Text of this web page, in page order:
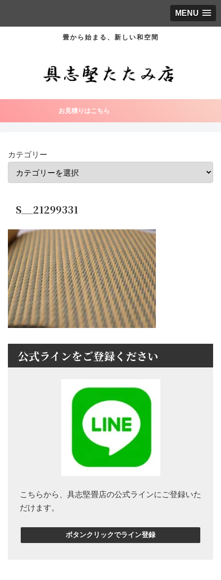
MENU
畳から始まる、新しい和空間
お見積りはこちら
カテゴリー
S__21299331
公式ラインをご登録ください
こちらから、具志堅畳店の公式ラインにご登録いた
だけます。
ボタンクリックでライン登録